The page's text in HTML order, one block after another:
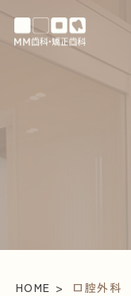
HOME 口腔外科